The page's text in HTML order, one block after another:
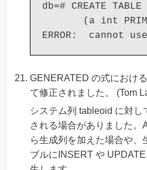
db=# CREATE
(a int
GENERATED の式におけ
て修正されました。 (Tom
システム列 tableoid に対し
される場合がありました。
ら生成列を加えた場合や、
ブルにINSERT や